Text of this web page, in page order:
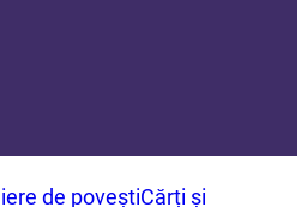
de poveștiCărți și